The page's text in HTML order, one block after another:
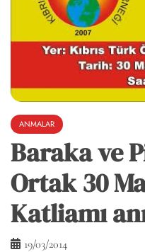
ANMALAR
Baraka ve
Ortak 30
Katliamı
19/03/2014